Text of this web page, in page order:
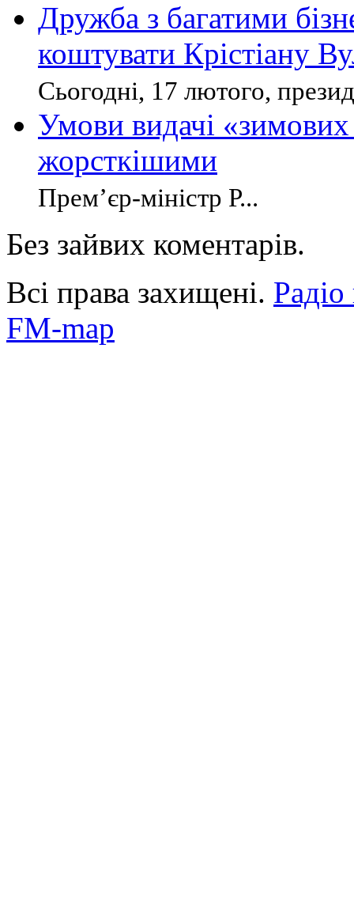
Дружба з багатими
коштувати Крістіану
Сьогодні, 17 лютого,
Умови видачі «зимових
жорсткішими
Прем’єр-міністр Р...
Без зайвих коментарів.
Всі права захищені.
FM-map